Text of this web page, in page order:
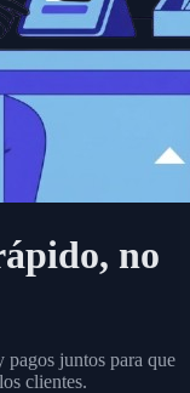
no
pagos juntos para que
clientes.